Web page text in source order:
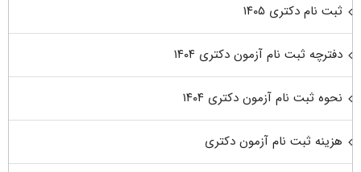
ثبت نام دکتری ۱۴۰۵
دفترچه ثبت نام آزمون دکتری ۱۴۰۴
نحوه ثبت نام آزمون دکتری ۱۴۰۴
هزینه ثبت نام آزمون دکتری